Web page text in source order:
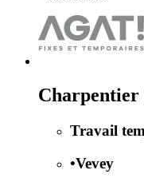
Charpentier
Travail
•Vevey